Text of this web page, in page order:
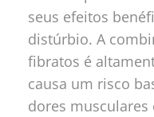
seus efeitos
distúrbio. A
fibratos é
causa um risco
dores